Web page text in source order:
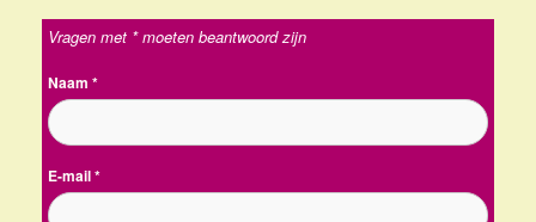
Vragen met * moeten beantwoord zijn
Naam *
E-mail*